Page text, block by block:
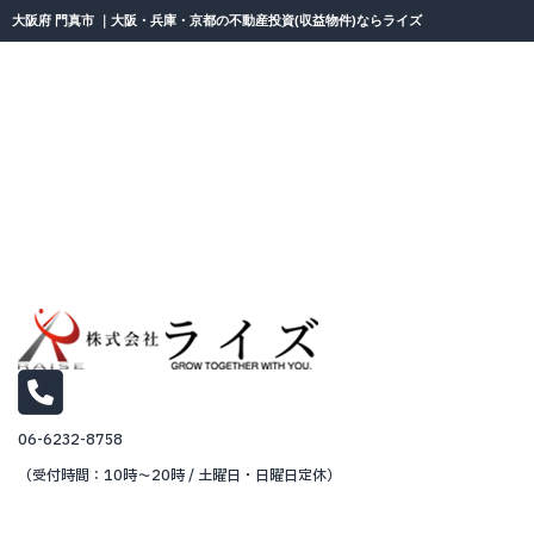
大阪府 門真市 ｜大阪・兵庫・京都の不動産投資(収益物件)ならライズ
06-6232-8758
（受付時間：10時～20時 / 土曜日・日曜日定休）